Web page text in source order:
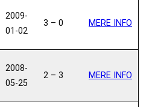
2009-
01-02
3 – 0 MERE INFO
2008-
05-25
2 – 3 MERE INFO